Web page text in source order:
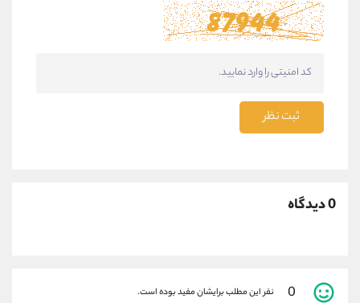
ثبت نظر
0 دیدگاه
0 نفر این مطلب برایشان مفید بوده است.